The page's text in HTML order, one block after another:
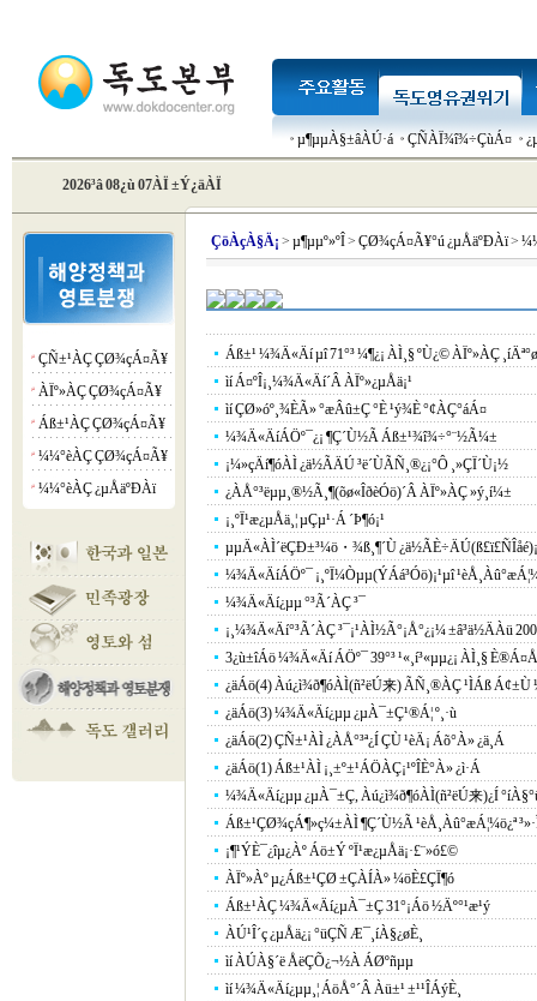
µ¶µµÀ§±âÀÚ·á ÇÑÀÏ¾î¾÷ÇùÁ¤
2026³â 08¿ù 07ÀÏ ±Ý¿äÀÏ
¡á ÇÑ±¹ÀÇ ÇØ¾çÁ¤Ã¥
¡á ÀÏº»ÀÇ ÇØ¾çÁ¤Ã¥
¡á Áß±¹ÀÇ ÇØ¾çÁ¤Ã¥
¡á ¼¼°èÀÇ ÇØ¾çÁ¤Ã¥
¡á ¼¼°èÀÇ ¿µÅäºÐÀï
ÇöÀçÀ§Ä¡ > µ¶µµº»ºÎ> ÇØ¾çÁ¤Ã¥°ú ¿µÅäºÐÀï>
Áß±¹ ¼¾Ä«Äí µî 71°³ ¼¶¿¡ ÀÌ¸§ ºÙ¿© ÀÏº»ÀÇ
ìí Á¤ºÎ¡¸¼¾Ä«Äí´Â ÀÏº»¿µÅä¡¹
ìí ÇØ»óº¸¾ÈÃ» °æÂû±Ç °­È­ ¹ý¾È °¢ÀÇ°áÁ¤
¼¾Ä«ÄíÁÖº¯¿¡ ¶Ç´Ù½Ã Áß±¹¾î¾÷°¨½Ã¼±
¡¼»çÄí¶óÀÌ ¿ä½ÃÄÚ ³ë´ÙÃÑ¸®¿¡°Ô ¸»ÇÏ´Ù¡½
¿ÀÅ°³ëµµ¸®½Ã¸¶(õø«ÎðèÓö)´Â ÀÏº»ÀÇ »ý¸í¼±
¡¸ºÏ¹æ¿µÅä¸¦ µÇµ¹·Á ´Þ¶ó¡¹
µµÄ«ÀÌ´ëÇÐ±³¼ö・¾ß¸¶´Ù
¼¾Ä«ÄíÁÖº¯ ¡¸ºÏ¼Òµµ(ÝÁá³Óö)¡¹µî
¼¾Ä«Äí¿­µµ °³Ã´ÀÇ ³¯
¡¸¼¾Ä«Äí°³Ã´ÀÇ ³¯¡¹ÀÌ½Ã°¡Å°¿¡¼­ ±â³ä½ÄÀü
3¿ù±îÁö ¼¾Ä«Äí ÁÖº¯ 39°³ ¹«¸í³«µµ¿¡ ÀÌ¸§
¿äÁö(4) Àú¿ì¾ð¶óÀÌ(ñ²ëÚ来) ÃÑ¸®ÀÇ ¹ÌÁß Á¢±Ù
¿äÁö(3) ¼¾Ä«Äí¿­µµ ¿µÀ¯±Ç¹®Á¦ º¸·ù
¿äÁö(2) ÇÑ±¹ÀÌ ¿ÀÅ°³ª¿Í ÇÙ ¹èÄ¡ Áõ°­À» ¿ä¸Á
¿äÁö(1) Áß±¹ÀÌ ¡¸±º±¹ÁÖÀÇ¡¹ºÎÈ°À» ¿ì·Á
¼¾Ä«Äí¿­µµ ¿µÀ¯±Ç, Àú¿ì¾ð¶óÀÌ(ñ²ëÚ来)¿Í
Áß±¹ÇØ¾çÁ¶»ç¼±ÀÌ ¶Ç´Ù½Ã ¹èÅ¸Àû°æÁ¦¼ö¿ª
¡¶¹ÝÈ¯¿îµ¿Àº Áö±Ý ºÏ¹æ¿µÅä¡·£¨»ó£©
ÀÏº»Àº µ¿Áß±¹ÇØ ±ÇÀÍÀ» ¼öÈ£ÇÏ¶ó
Áß±¹ÀÇ ¼¾Ä«Äí¿µÀ¯±Ç 31°¡Áö ½Äº°¹æ¹ý
ÀÚ¹Î´ç ¿µÅä¿¡ °üÇÑ Æ¯¸íÀ§¿øÈ¸
ìí ÀÚÀ§´ë ÅëÇÕ¿¬½À ÁØºñµµ
ìí ¼¾Ä«Äí¿­µµ¸¦ ÁöÅ°´Â Àü±¹ ±¹¹ÎÁýÈ¸